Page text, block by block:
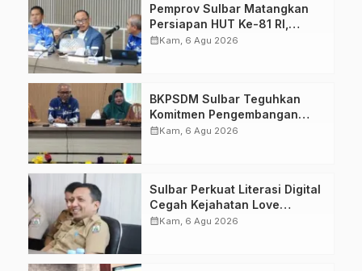
Pemprov Sulbar Matangkan
Persiapan HUT Ke-81 RI,
Puncak Upacara di Lapangan
calendar_monthKam, 6 Agu 2026
BKPSDM Sulbar Teguhkan
Komitmen Pengembangan
Kompetensi ASN melalui
calendar_monthKam, 6 Agu 2026
Sulbar Perkuat Literasi Digital
Cegah Kejahatan Love
Scamming
calendar_monthKam, 6 Agu 2026